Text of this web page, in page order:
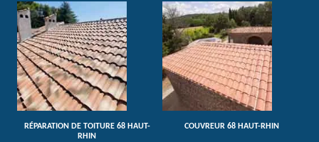
RÉPARATION DE TOITURE 68 HAUT-
RHIN
COUVREUR 68 HAUT-RHIN